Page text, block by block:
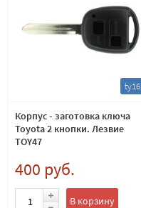
ty16
Корпус - заготовка ключа
Toyota 2 кнопки. Лезвие
TOY47
400 руб.
В корзину